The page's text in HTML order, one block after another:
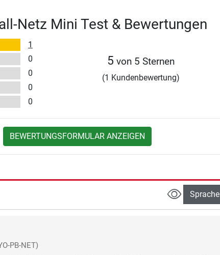
Netz Mini Test & Bewertungen
1
0
0
0
0
5 von 5 Sternen
(1 Kundenbewertung)
BEWERTUNGSFORMULAR ANZEIGEN
Sprache
PB-NET)